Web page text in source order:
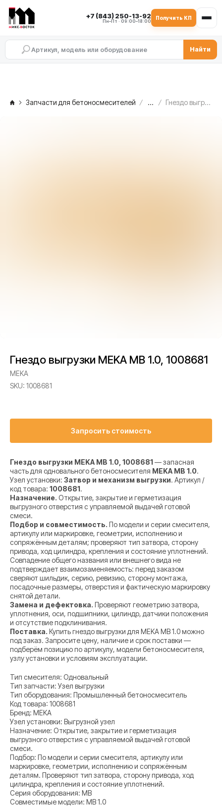
+7 (843) 250-13-92
Пн–Пт · 09:00–18:00
Получить КП
Найти
Запчасти для бетоносмесителей ... Гнездо выгрузки MEKA MB 1.0, 1008681
Гнездо выгрузки MEKA MB 1.0, 1008681
MEKA
SKU: 1008681
Запросить стоимость
Гнездо выгрузки MEKA MB 1.0, 1008681— запасная
часть для одновального бетоносмесителя MEKA MB 1.0.
Узел установки: Затвор и механизм выгрузки. Артикул /
код товара: 1008681.
Назначение. Открытие, закрытие и герметизация
выгрузного отверстия с управляемой выдачей готовой
смеси.
Подбор и совместимость. По модели и серии смесителя,
артикулу или маркировке, геометрии, исполнению и
сопряжённым деталям; проверяют тип затвора, сторону
привода, ход цилиндра, крепления и состояние уплотнений.
Совпадение общего названия или внешнего вида не
подтверждает взаимозаменяемость: перед заказом
сверяют шильдик, серию, ревизию, сторону монтажа,
посадочные размеры, отверстия и фактическую маркировку
снятой детали.
Замена и дефектовка. Проверяют геометрию затвора,
уплотнения, оси, подшипники, цилиндр, датчики положения
и отсутствие подклинивания.
Поставка. Купить гнездо выгрузки для MEKA MB 1.0 можно
под заказ. Запросите цену, наличие и срок поставки —
подберём позицию по артикулу, модели бетоносмесителя,
узлу установки и условиям эксплуатации.
Тип смесителя: Одновальный
Тип запчасти: Узел выгрузки
Тип оборудования: Промышленный бетоносмеситель
Код товара: 1008681
Бренд: MEKA
Узел установки: Выгрузной узел
Назначение: Открытие, закрытие и герметизация
выгрузного отверстия с управляемой выдачей готовой
смеси.
Подбор: По модели и серии смесителя, артикулу или
маркировке, геометрии, исполнению и сопряжённым
деталям. Проверяют тип затвора, сторону привода, ход
цилиндра, крепления и состояние уплотнений.
Серия оборудования: MB
Совместимые модели: MB 1.0